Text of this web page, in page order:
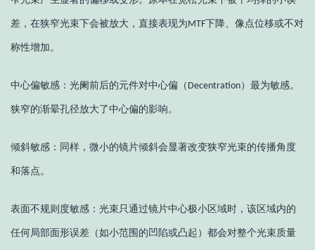
差，在狭窄光束下会被放大，直接表现为MTF下降、像点位移或不对
称性增加。
中心偏敏感：光阑前后的元件对中心偏（ Decentration）最为敏感。
狭窄的渐晕孔径放大了中心偏的影响。
倾斜敏感：同样，微小的镜片倾斜会显著改变狭窄光束的传播角度
和落点。
表面不规则度敏感：光束只通过镜片中心极小区域时，该区域内的
任何局部面形误差（如小范围的凹陷或凸起）都会对整个光束质量